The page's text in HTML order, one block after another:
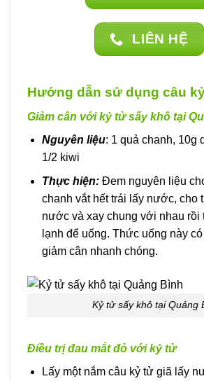
LIÊN HỆ
Hướng dẫn sử dụng câu
Giảm cân với kỷ tử sấy khô tại
Nguyên liệu: 1 quả chanh, 10g
1/2 kiwi
Thực hiện: Đem nguyên liệu
chanh vắt hết trái lấy nước, cho
nước và xay chung với nhau rồi
lạnh để uống. Thức uống này
giảm cân nhanh chóng.
Kỷ tử sấy khô tại Quảng
Điều trị đau mắt đỏ với kỷ tử
Lấy một nắm câu kỷ tử giã lấy